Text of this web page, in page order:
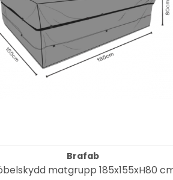
Brafab
matgrupp 185x155xH80